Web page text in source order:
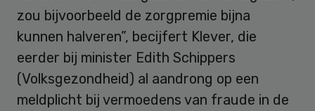
zou bijvoorbeeld de zorgpremie bijna
kunnen halveren”, becijfert Klever, die
eerder bij minister Edith Schippers
(Volksgezondheid) al aandrong op een
meldplicht bij vermoedens van fraude in de